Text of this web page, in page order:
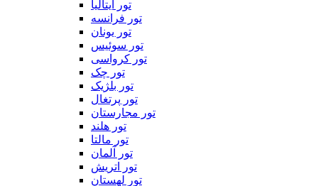
تور ایتالیا
تور فرانسه
تور یونان
تور سوئیس
تور کرواسی
تور چک
تور بلژیک
تور پرتغال
تور مجارستان
تور هلند
تور مالتا
تور آلمان
تور اتریش
تور لهستان